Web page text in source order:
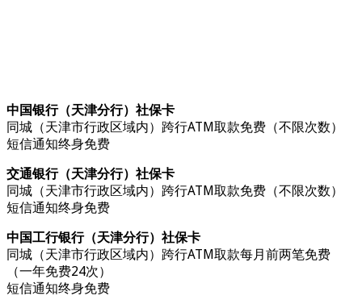
中国银行（天津分行）社保卡
同城（天津市行政区域内）跨行ATM取款免费（不限次数）
短信通知终身免费
交通银行（天津分行）社保卡
同城（天津市行政区域内）跨行ATM取款免费（不限次数）
短信通知终身免费
中国工行银行（天津分行）社保卡
同城（天津市行政区域内）跨行ATM取款每月前两笔免费
（一年免费24次）
短信通知终身免费